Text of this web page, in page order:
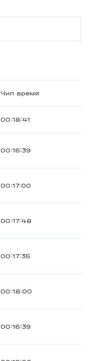
Чип время
00:18:41
00:16:39
00:17:00
00:17:48
00:17:35
00:18:00
00:16:39